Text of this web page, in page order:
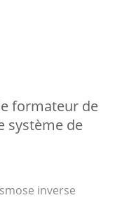
formateur de
système de
inverse